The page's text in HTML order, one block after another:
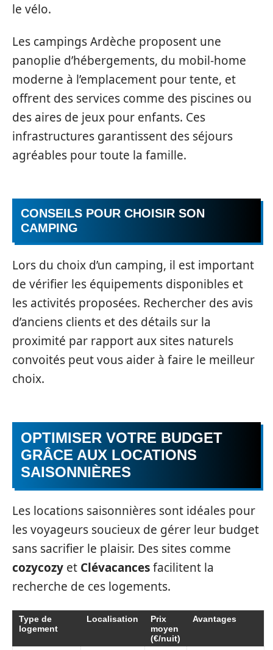
le vélo.
Les campings Ardèche proposent une
panoplie d’hébergements, du mobil-home
moderne à l’emplacement pour tente, et
offrent des services comme des piscines ou
des aires de jeux pour enfants. Ces
infrastructures garantissent des séjours
agréables pour toute la famille.
CONSEILS POUR CHOISIR SON
CAMPING
Lors du choix d’un camping, il est important
de vérifier les équipements disponibles et
les activités proposées. Rechercher des avis
d’anciens clients et des détails sur la
proximité par rapport aux sites naturels
convoités peut vous aider à faire le meilleur
choix.
OPTIMISER VOTRE BUDGET
GRÂCE AUX LOCATIONS
SAISONNIÈRES
Les locations saisonnières sont idéales pour
les voyageurs soucieux de gérer leur budget
sans sacrifier le plaisir. Des sites comme
cozycozy et Clévacancesfacilitent la
recherche de ces logements.
Type de
logement
Localisation
Prix
moyen
(€/nuit)
Avantages